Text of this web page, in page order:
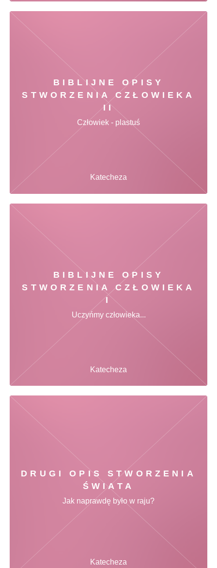
BIBLIJNE OPISY
STWORZENIA CZŁOWIEKA
II
Katecheza
Człowiek - plastuś
BIBLIJNE OPISY
STWORZENIA CZŁOWIEKA
I
Katecheza
Uczyńmy człowieka...
DRUGI OPIS STWORZENIA
ŚWIATA
Katecheza
Jak naprawdę było w raju?